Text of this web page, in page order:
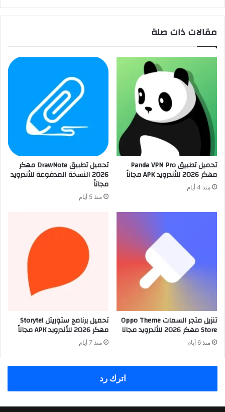
مقالات ذات صلة
تحميل تطبيق Panda VPN Pro
مهكر 2026 للأندرويد APK مجاناً
منذ 4 أيام
تحميل تطبيق DrawNote مهكر
2026 النسخة المدفوعة للأندرويد
مجاناً
منذ 5 أيام
تنزيل متجر السمات Oppo Theme
Store مهكر 2026 للأندرويد مجانا
منذ 6 أيام
تحميل برنامج ستوريتل Storytel
مهكر 2026 للأندرويد APK مجاناً
منذ 7 أيام
اترك رد